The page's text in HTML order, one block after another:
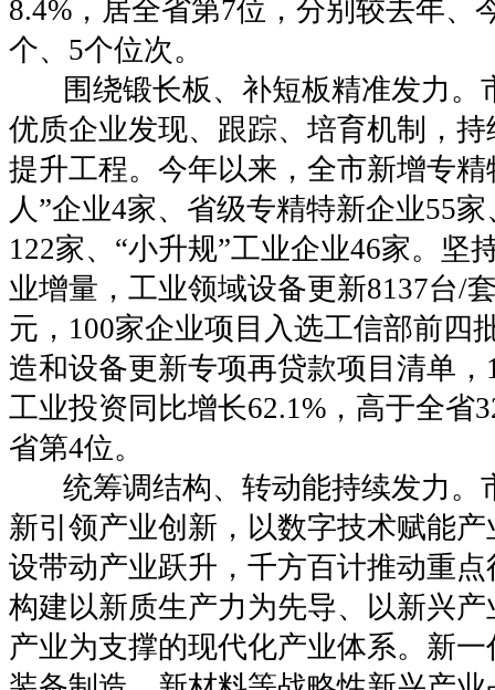
8.4%，居全省第7位，分别较去年、
个、5个位次。
围绕锻长板、补短板精准发力。
优质企业发现、跟踪、培育机制，
提升工程。今年以来，全市新增专精
人”企业4家、省级专精特新企业55
122家、“小升规”工业企业46家。坚
业增量，工业领域设备更新8137台/
元，100家企业项目入选工信部前四
造和设备更新专项再贷款项目清单
工业投资同比增长62.1%，高于全省
省第4位。
统筹调结构、转动能持续发力。
新引领产业创新，以数字技术赋能
设带动产业跃升，千方百计推动重
构建以新质生产力为先导、以新兴
产业为支撑的现代化产业体系。新